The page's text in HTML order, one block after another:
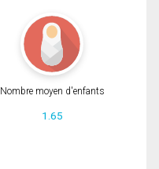
Nombre moyen d'enfants
1.65